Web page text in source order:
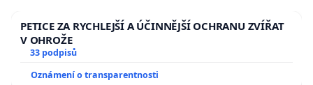
PETICE ZA RYCHLEJŠÍ A ÚČINNĚJŠÍ OCHRANU ZVÍŘAT
V OHROŽE
33 podpisů
Oznámení o transparentnosti